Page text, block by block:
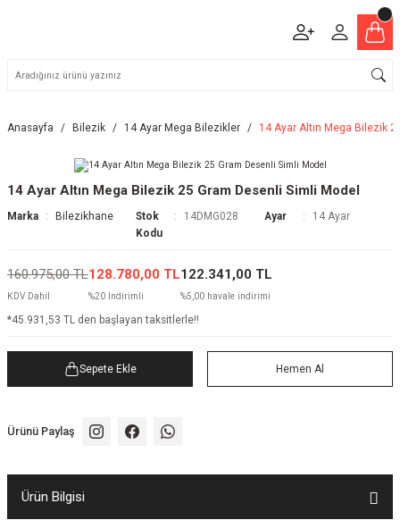
Anasayfa Bilezik 14 Ayar Mega Bilezikler 14 Ayar Altın Mega Bilezik
14 Ayar Altın Mega Bilezik 25 Gram Desenli Simli Model
Marka Bilezikhane
Stok
Kodu
14DMG028 Ayar 14 Ayar
160.975,00 TL
KDV Dahil
128.780,00 TL
%20 İndirimli
122.341,00 TL
%5,00 havale indirimi
*45.931,53 TL den başlayan taksitlerle!!
Sepete Ekle Hemen Al
Ürünü Paylaş
Ürün Bilgisi